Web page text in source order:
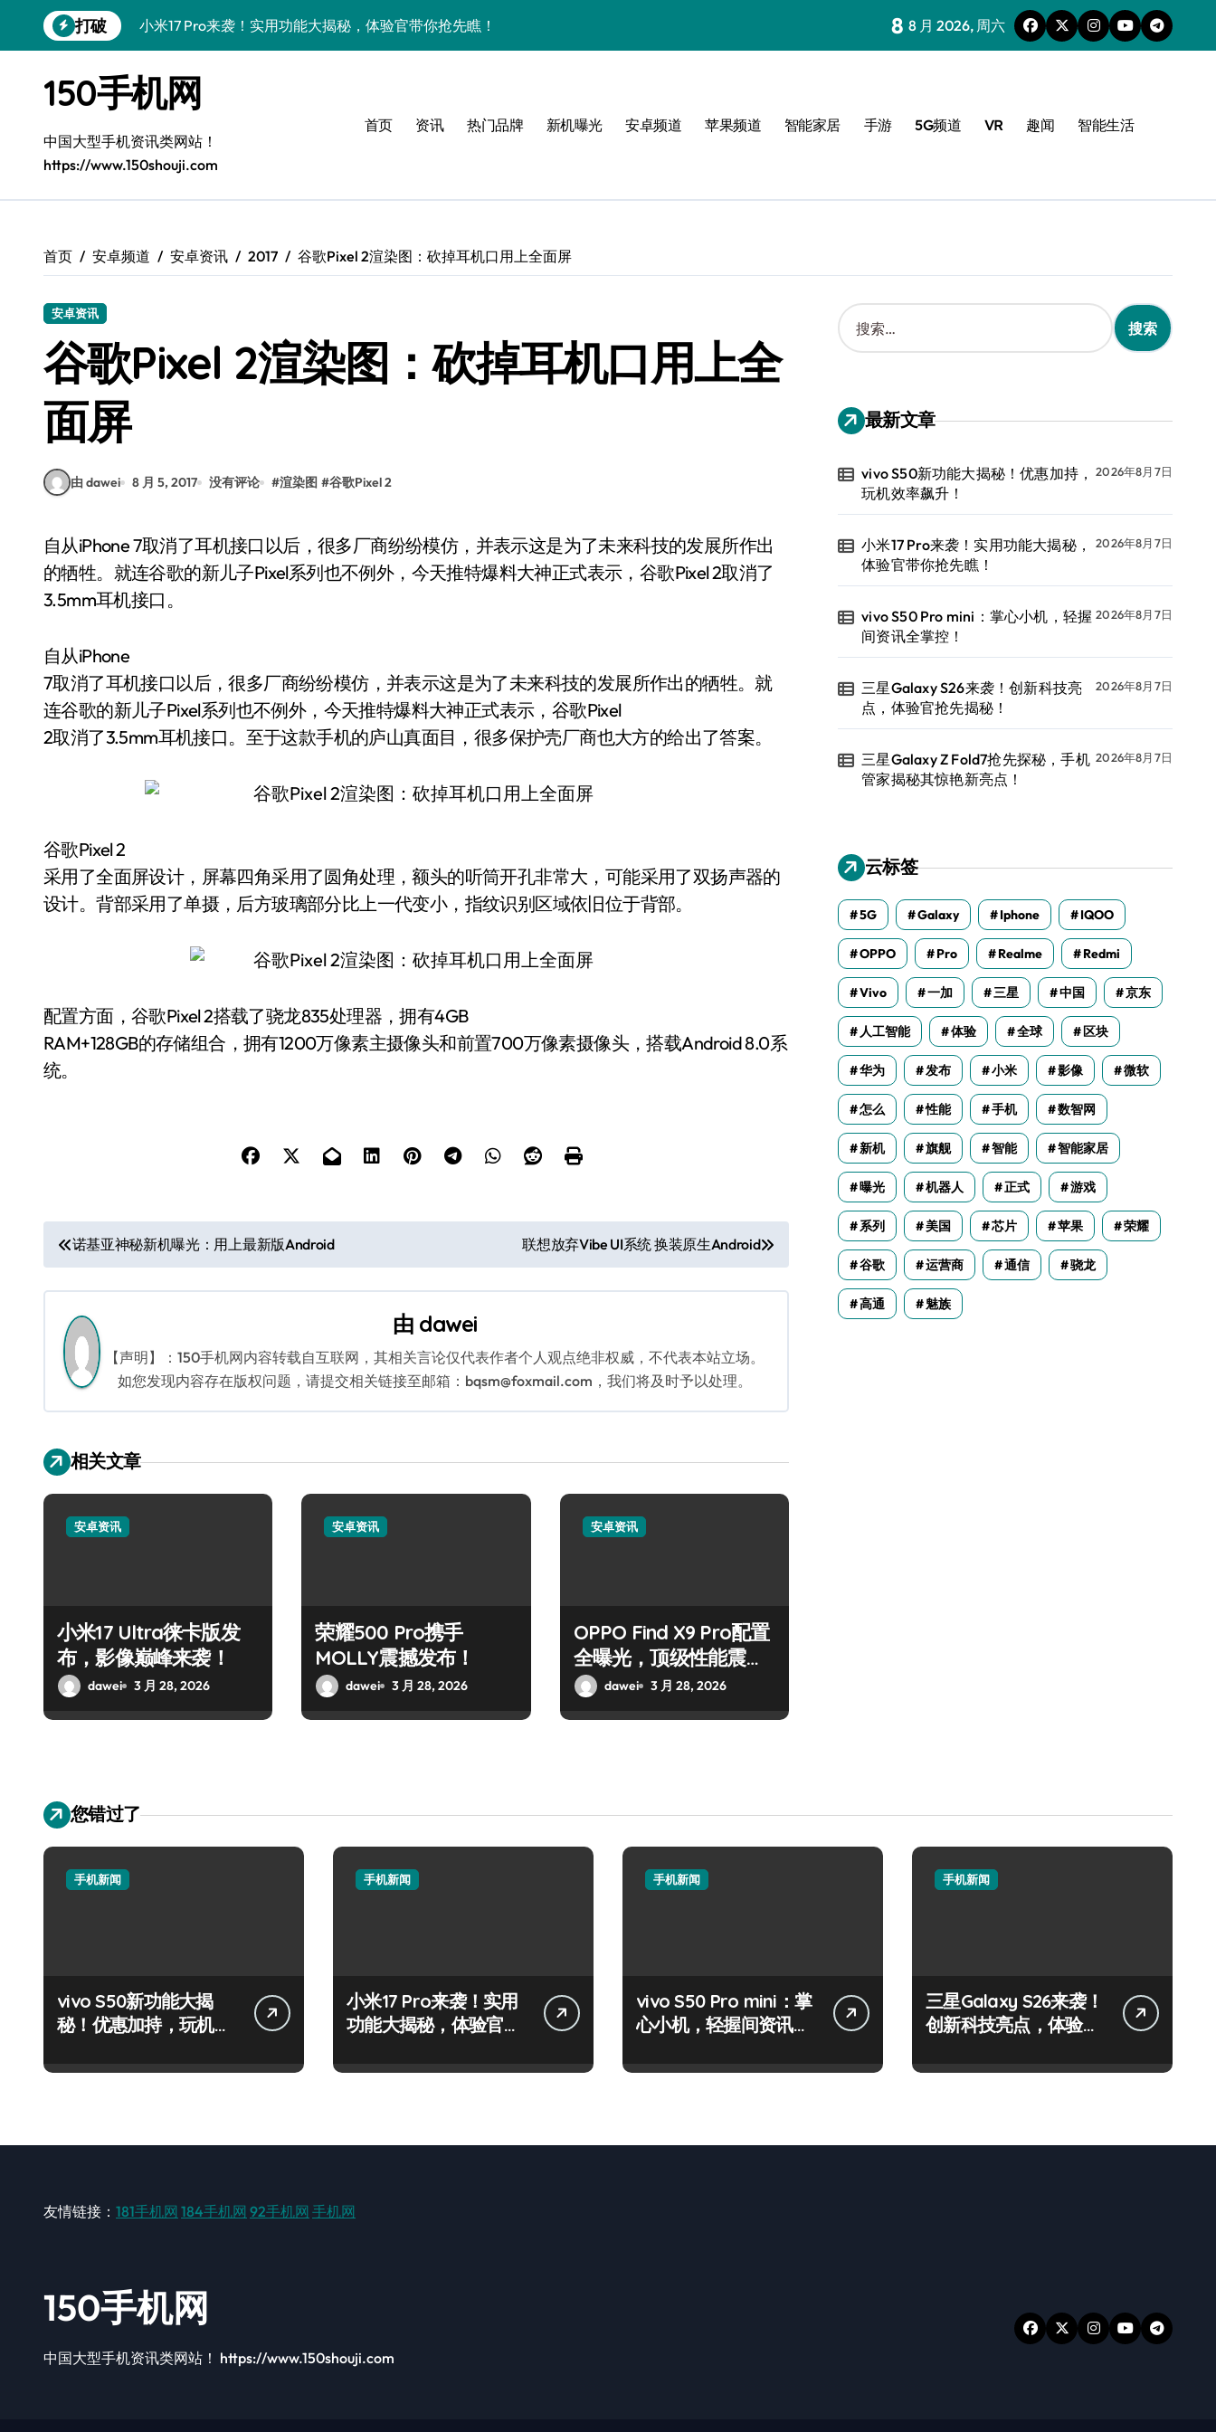
到
打破
小米17 Pro来袭！实用功能大揭秘，体验官带你抢先瞧！
三星Galaxy S26来袭！创新科技亮点，体验官抢先揭秘！
三星Galaxy Z Fold7抢先探秘，手机管家揭秘其惊艳新亮点！
S25 Ultra颜值炸裂！定制主题潮到没朋友
Galaxy S25+闪亮登场，这样美秒变焦点！
S26+颜值暴增！机皇美颜秘籍大公开
vivo S50新功能大揭秘！优惠加持，玩机效率飙升！
8 8 月 2026, 周六
150手机网
中国大型手机资讯类网站！
https://www.150shouji.com
首页 资讯 热门品牌 新机曝光 安卓频道 苹果频道 智能家居 手游 5G频道 VR 趣闻 智能生活
首页 安卓频道 安卓资讯 2017 谷歌Pixel 2渲染图：砍掉耳机口用上全面屏
安卓资讯
谷歌Pixel 2渲染图：砍掉耳机口用上全
面屏
由 dawei 8 月 5, 2017 没有评论 #渲染图 #谷歌Pixel 2
自从iPhone 7取消了耳机接口以后，很多厂商纷纷模仿，并表示这是为了未来科技的发展所作出
的牺牲。就连谷歌的新儿子Pixel系列也不例外，今天推特爆料大神正式表示，谷歌Pixel 2取消了
3.5mm耳机接口。
自从iPhone
7取消了耳机接口以后，很多厂商纷纷模仿，并表示这是为了未来科技的发展所作出的牺牲。就
连谷歌的新儿子Pixel系列也不例外，今天推特爆料大神正式表示，谷歌Pixel
2取消了3.5mm耳机接口。至于这款手机的庐山真面目，很多保护壳厂商也大方的给出了答案。
谷歌Pixel 2
采用了全面屏设计，屏幕四角采用了圆角处理，额头的听筒开孔非常大，可能采用了双扬声器的
设计。背部采用了单摄，后方玻璃部分比上一代变小，指纹识别区域依旧位于背部。
配置方面，谷歌Pixel 2搭载了骁龙835处理器，拥有4GB
RAM+128GB的存储组合，拥有1200万像素主摄像头和前置700万像素摄像头，搭载Android 8.0系
统。
文
章
导
航
诺基亚神秘新机曝光：用上最新版Android 联想放弃Vibe UI系统 换装原生Android
由 dawei
【声明】：150手机网内容转载自互联网，其相关言论仅代表作者个人观点绝非权威，不代表本站立场。
如您发现内容存在版权问题，请提交相关链接至邮箱：bqsm@foxmail.com，我们将及时予以处理。
相关文章
安卓资讯
小米17 Ultra徕卡版发
布，影像巅峰来袭！
dawei 3 月 28, 2026
安卓资讯
荣耀500 Pro携手
MOLLY震撼发布！
dawei 3 月 28, 2026
安卓资讯
OPPO Find X9 Pro配置
全曝光，顶级性能震撼
来袭！
dawei 3 月 28, 2026
搜
索
：
最新文章
vivo S50新功能大揭秘！优惠加持，
玩机效率飙升！
2026年8月7日
小米17 Pro来袭！实用功能大揭秘，
体验官带你抢先瞧！
2026年8月7日
vivo S50 Pro mini：掌心小机，轻握
间资讯全掌控！
2026年8月7日
三星Galaxy S26来袭！创新科技亮
点，体验官抢先揭秘！
2026年8月7日
三星Galaxy Z Fold7抢先探秘，手机
管家揭秘其惊艳新亮点！
2026年8月7日
云标签
5G Galaxy Iphone IQOO
OPPO Pro Realme Redmi
Vivo 一加 三星 中国 京东
人工智能 体验 全球 区块
华为 发布 小米 影像 微软
怎么 性能 手机 数智网
新机 旗舰 智能 智能家居
曝光 机器人 正式 游戏
系列 美国 芯片 苹果 荣耀
谷歌 运营商 通信 骁龙
高通 魅族
您错过了
手机新闻
vivo S50新功能大揭
秘！优惠加持，玩机效
手机新闻
小米17 Pro来袭！实用
功能大揭秘，体验官带
手机新闻
vivo S50 Pro mini：掌
心小机，轻握间资讯全
手机新闻
三星Galaxy S26来袭！
创新科技亮点，体验官
友情链接： 181手机网 184手机网 92手机网 手机网
150手机网
中国大型手机资讯类网站！ https://www.150shouji.com